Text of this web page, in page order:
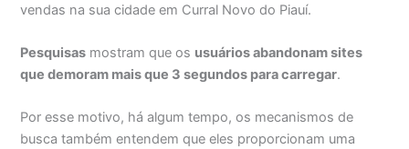
vendas na sua cidade em Curral Novo do Piauí.
Pesquisas mostram que os usuários abandonam sites
que demoram mais que 3 segundos para carregar.
Por esse motivo, há algum tempo, os mecanismos de
busca também entendem que eles proporcionam uma